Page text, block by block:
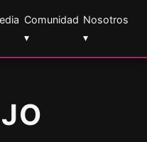
Comunidad
▾
Nosotros
▾